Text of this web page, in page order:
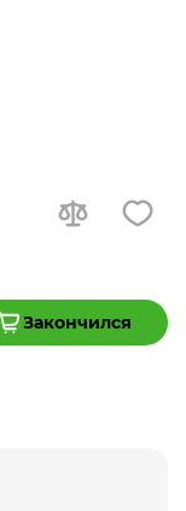
Закончился